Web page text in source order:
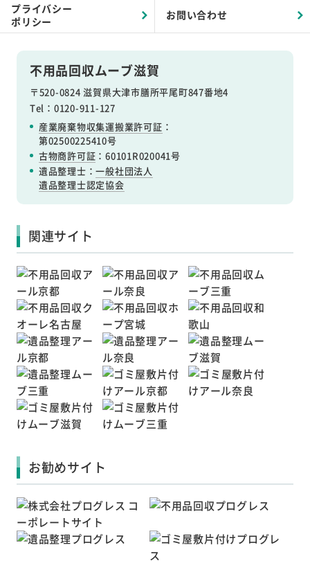
不用品回収ムーブ滋賀
〒520-0824 滋賀県大津市膳所平尾町847番地4
Tel：0120-911-127
産業廃棄物収集運搬業許可証 ：
第02500225410号
古物商許可証 ：60101R020041号
遺品整理士：一般社団法人
遺品整理士認定協会
プライバシー
ポリシー
お問い合わせ
関連サイト
お勧めサイト